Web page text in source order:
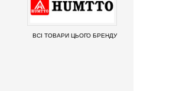
ВСІ ТОВАРИ ЦЬОГО БРЕНДУ